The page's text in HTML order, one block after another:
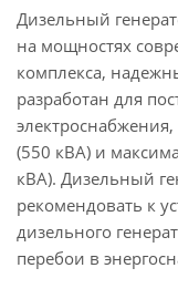
Дизельный
на мощностях
комплекса,
разработан для
(550 кВА) и
кВА). Дизельный
рекомендовать к
дизельного
перебои в